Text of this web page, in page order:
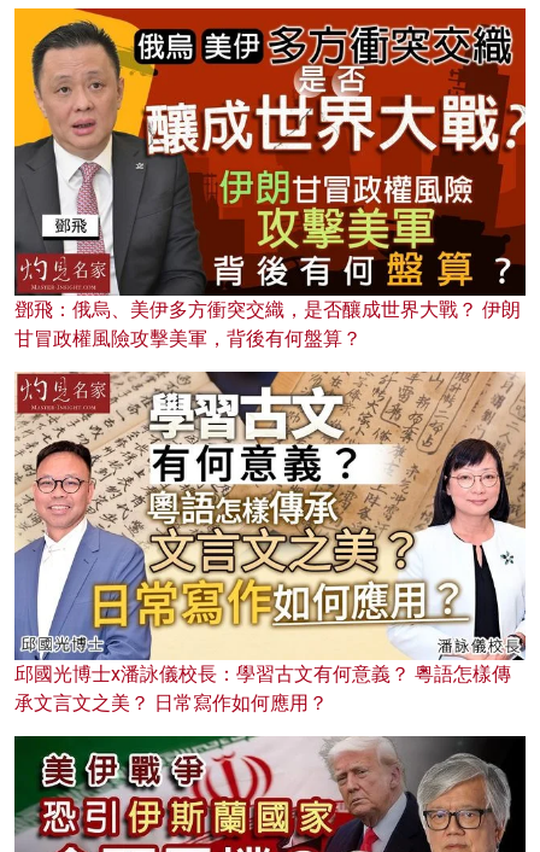
鄧飛：俄烏、美伊多方衝突交織，是否釀成世界大戰？ 伊朗
甘冒政權風險攻擊美軍，背後有何盤算？
邱國光博士x潘詠儀校長：學習古文有何意義？ 粵語怎樣傳
承文言文之美？ 日常寫作如何應用？